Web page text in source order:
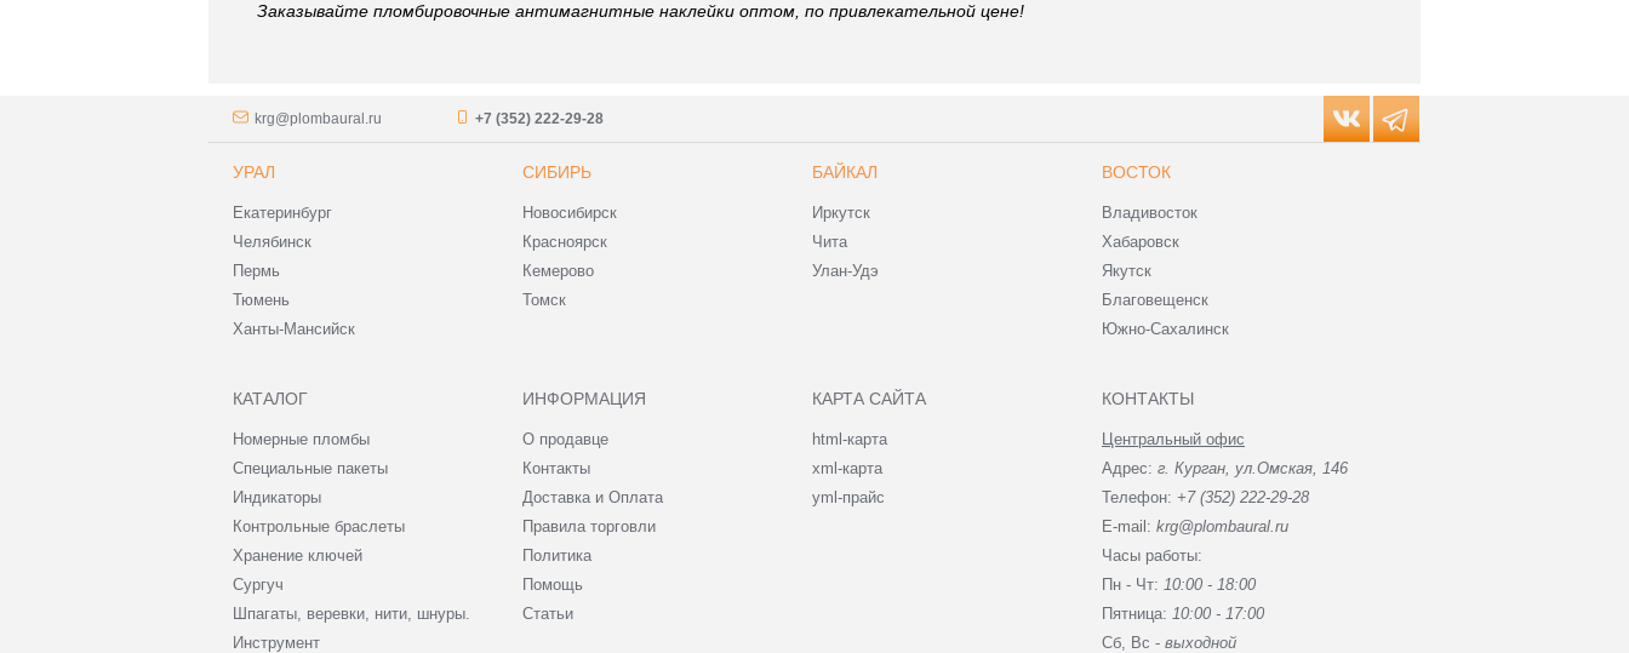
Заказывайте пломбировочные антимагнитные наклейки оптом, по привлекательной цене!
krg@plombaural.ru +7 (352) 222-29-28
УРАЛ
Екатеринбург
Челябинск
Пермь
Тюмень
Ханты-Мансийск
СИБИРЬ
Новосибирск
Красноярск
Кемерово
Томск
БАЙКАЛ
Иркутск
Чита
Улан-Удэ
ВОСТОК
Владивосток
Хабаровск
Якутск
Благовещенск
Южно-Сахалинск
КАТАЛОГ
Номерные пломбы
Специальные пакеты
Индикаторы
Контрольные браслеты
Хранение ключей
Сургуч
Шпагаты, веревки, нити, шнуры.
Инструмент
ИНФОРМАЦИЯ
О продавце
Контакты
Доставка и Оплата
Правила торговли
Политика
Помощь
Статьи
КАРТА САЙТА
html-карта
xml-карта
yml-прайс
КОНТАКТЫ
Центральный офис
Адрес: г. Курган, ул.Омская, 146
Телефон: +7 (352) 222-29-28
E-mail: krg@plombaural.ru
Часы работы:
Пн - Чт: 10:00 - 18:00
Пятница: 10:00 - 17:00
Сб, Вc - выходной